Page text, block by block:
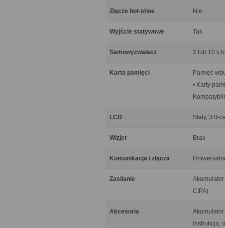
Złącze hot-shoe Nie
Wyjście statywowe Tak
Samowyzwalacz 2 lub 10 s
Karta pamięci
Pamięć
• Karty
LCD Stały, 3.0-
Wizjer Brak
Komunikacja i złącza
Zasilanie
CIPA)
Akcesoria
instrukcja,